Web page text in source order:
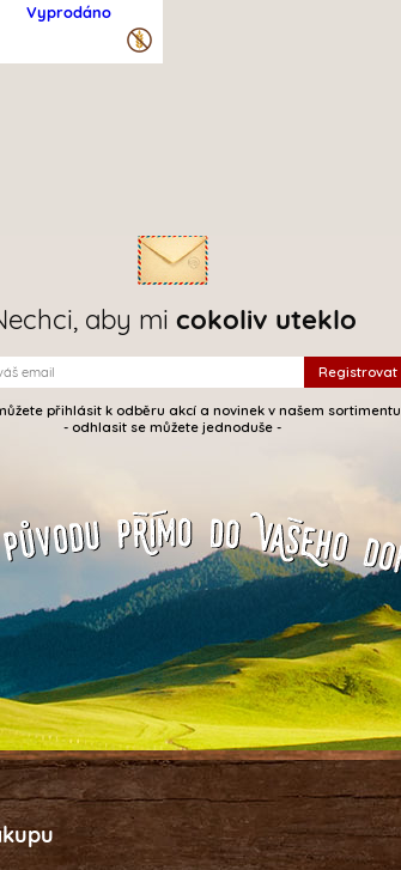
Vyprodáno
aby mi cokoliv uteklo
přihlásit k odběru akcí a novinek v našem sortimentu
- odhlasit se můžete jednoduše -